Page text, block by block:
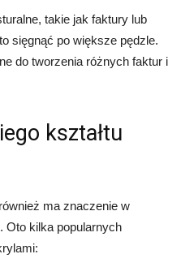
takie jak faktury lub
sięgnąć po większe pędzle.
do tworzenia różnych faktur i
kształtu
ma znaczenie w
Oto kilka popularnych